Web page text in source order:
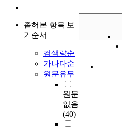
좁혀본 항목 보
기순서
검색량순
가나다순
원문유무
원문
없음
(40)